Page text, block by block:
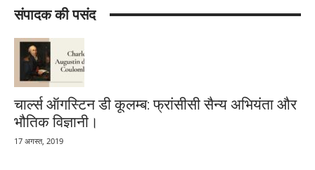
संपादक की पसंद
चार्ल्स ऑगस्टिन डी कूलम्ब: फ्रांसीसी सैन्य अभियंता और
भौतिक विज्ञानी।
17 अगस्त, 2019